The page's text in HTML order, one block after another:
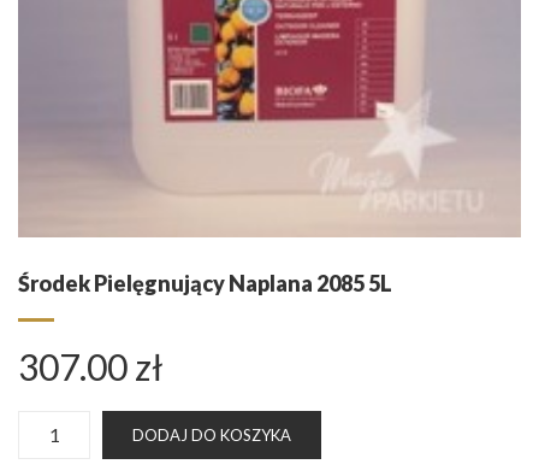
Środek Pielęgnujący Naplana 2085 5L
307.00zł
DODAJ DO KOSZYKA